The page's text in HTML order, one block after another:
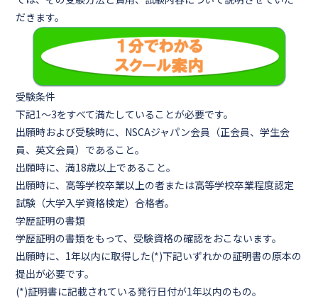
だきます。
受験条件
下記1～3をすべて満たしていることが必要です。
出願時および受験時に、NSCAジャパン会員（正会員、学生会
員、英文会員）であること。
出願時に、満18歳以上であること。
出願時に、高等学校卒業以上の者または高等学校卒業程度認定
試験（大学入学資格検定）合格者。
学歴証明の書類
学歴証明の書類をもって、受験資格の確認をおこないます。
出願時に、1年以内に取得した(*)下記いずれかの証明書の原本の
提出が必要です。
(*)証明書に記載されている発行日付が1年以内のもの。